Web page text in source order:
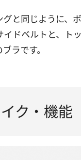
グと同じように、
ドベルトと、ト
ラです。
ク・機能